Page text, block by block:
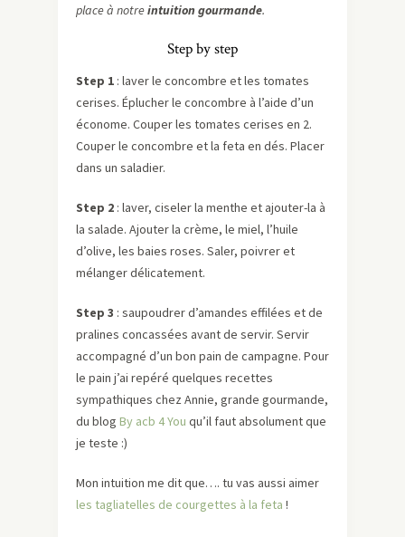
place à notreintuition gourmande.
Step by step
Step 1 : laver le concombre et les tomates
cerises. Éplucher le concombre à l’aide d’un
économe. Couper les tomates cerises en 2.
Couper le concombre et la feta en dés. Placer
dans un saladier.
Step 2 : laver, ciseler la menthe et ajouter-la à
la salade. Ajouter la crème, le miel, l’huile
d’olive, les baies roses. Saler, poivrer et
mélanger délicatement.
Step 3 : saupoudrer d’amandes effilées et de
pralines concassées avant de servir. Servir
accompagné d’un bon pain de campagne. Pour
le pain j’ai repéré quelques recettes
sympathiques chez Annie, grande gourmande,
du blog By acb 4 You qu’il faut absolument que
je teste :)
Mon intuition me dit que…. tu vas aussi aimer
les tagliatelles de courgettes à la feta !